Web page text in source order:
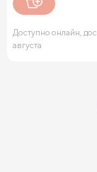
Доступно онлайн,
августа